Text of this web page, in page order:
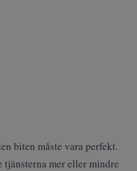
biten måste vara perfekt.
mer eller mindre